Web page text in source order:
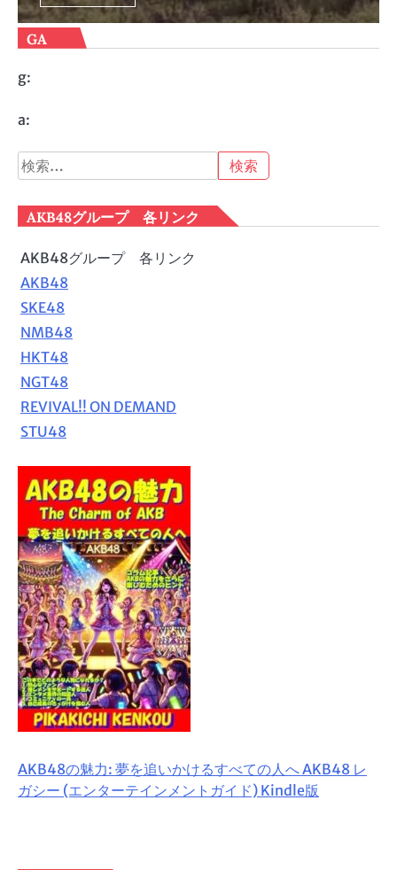
GA
g:
a:
検
索:
AKB48グループ 各リンク
AKB48グループ 各リンク
AKB48
SKE48
NMB48
HKT48
NGT48
REVIVAL!! ON DEMAND
STU48
AKB48の魅力: 夢を追いかけるすべての人へ AKB48 レ
ガシー (エンターテインメントガイド) Kindle版